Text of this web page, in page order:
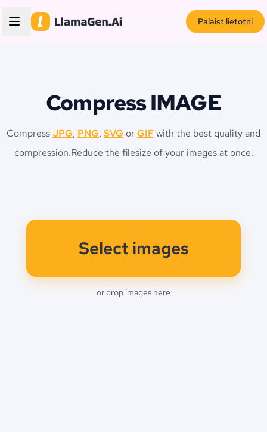
Palaist lietotni
Compress IMAGE
CompressJPG, PNG, SVG orGIFwith the best quality and
compression.Reduce the filesize of your images at once.
Select images
or drop images here